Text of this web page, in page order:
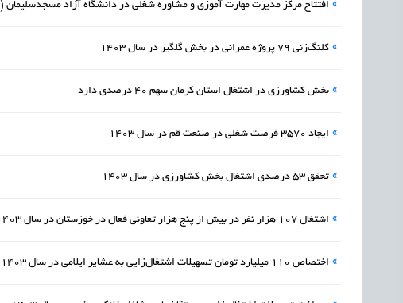
» افتتاح مرکز مدیرت مهارت آموزی و مشاوره‌ شغلی در دانشگاه آزاد مسجدسلیمان (TMC) در سال 1403
» کلنگ‌زنی ۷۹ پروژه عمرانی در بخش گلگیر در سال 1403
» بخش کشاورزی در اشتغال استان کرمان سهم 40 درصدی دارد
» ایجاد 3570 فرصت شغلی در صنعت قم در سال 1403
» تحقق ۵۳ درصدی اشتغال بخش کشاورزی در سال 1403
» اشتغال ۱۰۷ هزار نفر در بیش از پنج هزار تعاونی فعال در خوزستان در سال 1403
» اختصاص 110 میلیارد تومان تسهیلات اشتغال‌زایی به عشایر ایلامی در سال 1403